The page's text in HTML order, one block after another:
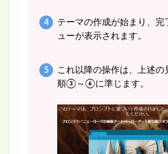
テーマの作成が始まり、完
ューが表示されます。
これ以降の操作は、上述
順③～⑥に準じます。